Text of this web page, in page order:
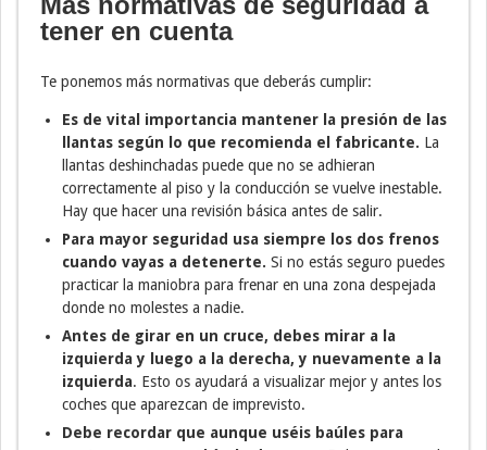
tener en cuenta
Te ponemos más normativas que deberás cumplir:
Es de vital importancia mantener la presión de las
llantas según lo que recomienda el fabricante. La
llantas deshinchadas puede que no se adhieran
correctamente al piso y la conducción se vuelve inestable.
Hay que hacer una revisión básica antes de salir.
Para mayor seguridad usa siempre los dos frenos
cuando vayas a detenerte. Si no estás seguro puedes
practicar la maniobra para frenar en una zona despejada
donde no molestes a nadie.
Antes de girar en un cruce, debes mirar a la
izquierda y luego a la derecha, y nuevamente a la
izquierda. Esto os ayudará a visualizar mejor y antes los
coches que aparezcan de imprevisto.
Debe recordar que aunque uséis baúles para